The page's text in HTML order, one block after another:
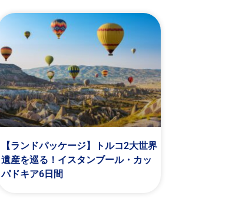
【ランドパッケージ】トルコ2大世界
遺産を巡る！イスタンブール・カッ
パドキア6日間